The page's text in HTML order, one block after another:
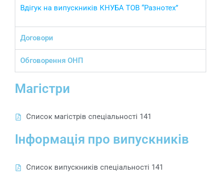
Вдігук на випускників КНУБА ТОВ “Разнотех”
Договори
Обговорення ОНП
Магістри
Список магістрів спеціальності 141
Інформація про випускників
Список випускників спеціальності 141